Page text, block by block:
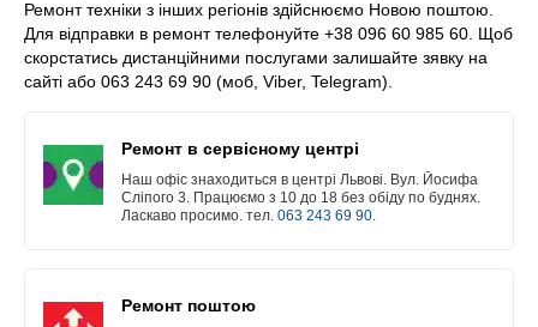
Ремонт техніки з інших регіонів здійснюємо Новою поштою.
Для відправки в ремонт телефонуйте +38 096 60 985 60. Щоб
скорстатись дистанційними послугами залишайте зявку на
сайті або 063 243 69 90 (моб, Viber, Telegram).
Ремонт в сервісному центрі
Наш офіс знаходиться в центрі Львові. Вул. Йосифа
Сліпого 3. Працюємо з 10 до 18 без обіду по буднях.
Ласкаво просимо. тел. 063 243 69 90.
Ремонт поштою